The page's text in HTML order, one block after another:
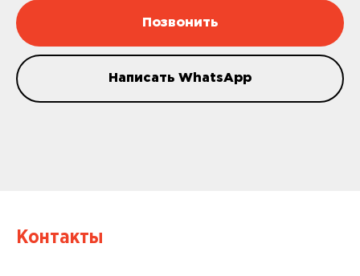
Позвонить
Написать WhatsApp
Контакты